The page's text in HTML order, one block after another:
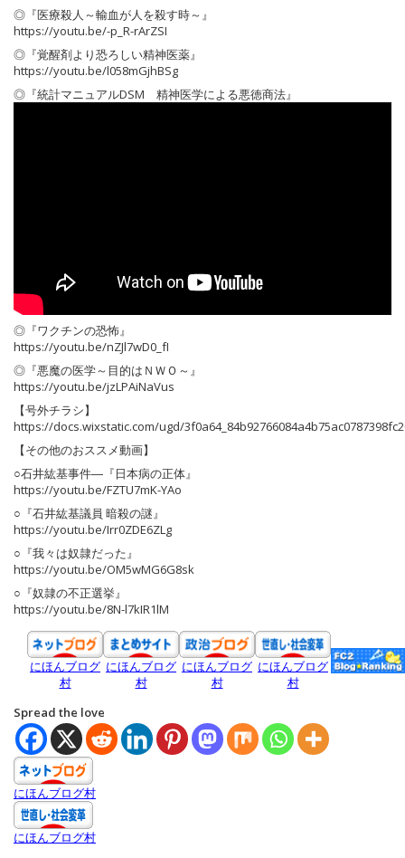
◎『医療殺人～輸血が人を殺す時～』
https://youtu.be/-p_R-rArZSI
◎『覚醒剤より恐ろしい精神医薬』
https://youtu.be/l058mGjhBSg
◎『統計マニュアルDSM 精神医学による悪徳商法』
◎『ワクチンの恐怖』
https://youtu.be/nZJl7wD0_fI
◎『悪魔の医学～目的はＮＷＯ～』
https://youtu.be/jzLPAiNaVus
【号外チラシ】
https://docs.wixstatic.com/ugd/
【その他のおススメ動画】
○石井紘基事件―『日本病の正体』
https://youtu.be/FZTU7mK-YAo
○『石井紘基議員 暗殺の謎』
https://youtu.be/Irr0ZDE6ZLg
○『我々は奴隷だった』
https://youtu.be/OM5wMG6G8sk
○『奴隷の不正選挙』
https://youtu.be/8N-l7kIR1lM
にほんブログ
村
にほんブログ
村
にほんブログ
村
にほんブログ
村
Spread the love
にほんブログ村
にほんブログ村